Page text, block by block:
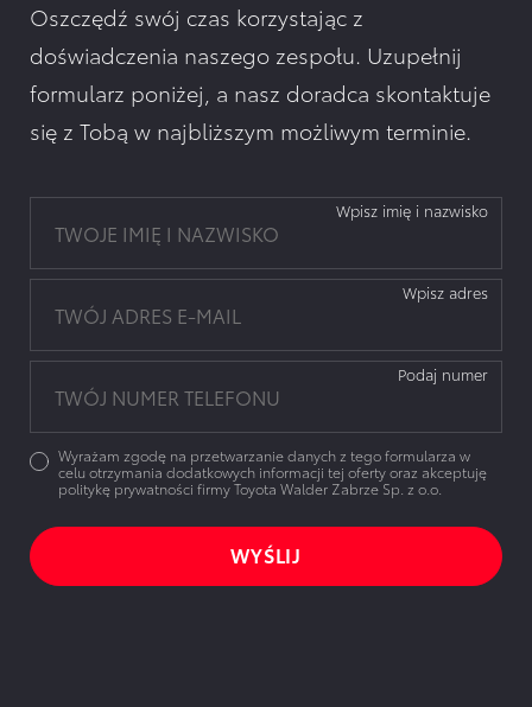
Oszczędź swój czas korzystając z
doświadczenia naszego zespołu. Uzupełnij
formularz poniżej, a nasz doradca skontaktuje
się z Tobą w najbliższym możliwym terminie.
Wpisz imię i nazwisko
Wpisz adres
Podaj numer
Wyrażam zgodę na przetwarzanie danych z tego formularza w
celu otrzymania dodatkowych informacji tej oferty oraz akceptuję
politykę prywatności firmy Toyota Walder Zabrze Sp. z o.o.